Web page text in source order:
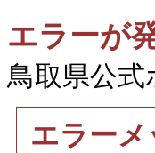
エラーが
鳥取県公
エラー